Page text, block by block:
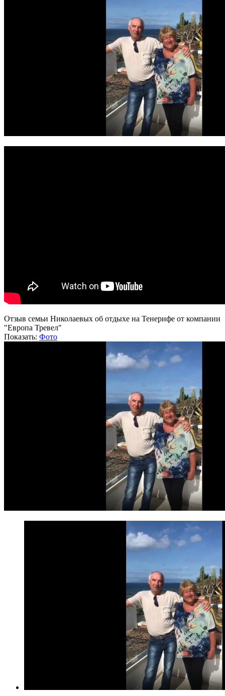
Отзыв семьи Николаевых об отдыхе на Тенерифе от компании
"Европа Тревел"
Показать: Фото